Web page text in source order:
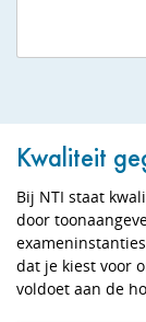
Kwaliteit
Bij NTI staat
door
dat je kiest voor
voldoet aan de